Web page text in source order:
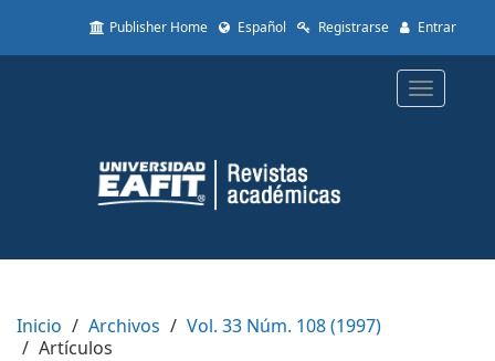
to
Content
Sidebar
Publisher Home Español Registrarse Entrar
Toggle
Inicio Archivos
Vol. 33 Núm. 108 (1997)
Artículos